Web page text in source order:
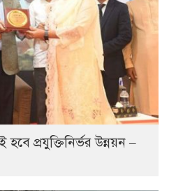
প্রযুক্তিনির্ভর উন্নয়ন –